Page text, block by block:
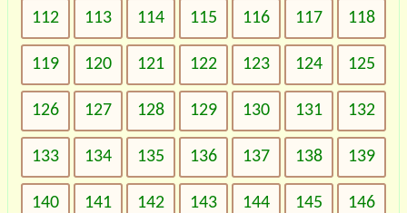
112 113 114 115 116 117 118
119 120 121 122 123 124 125
126 127 128 129 130 131 132
133 134 135 136 137 138 139
140 141 142 143 144 145 146